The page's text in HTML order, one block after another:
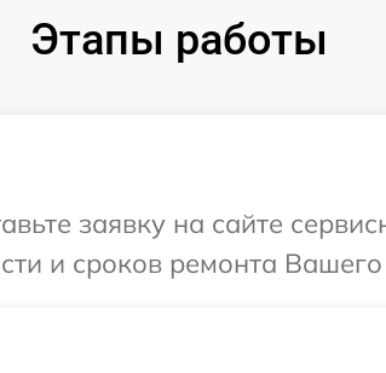
Этапы работы
заявку на сайте
и сроков ремонта Вашего